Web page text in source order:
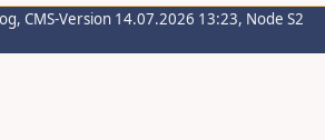
, CMS-Version 14.07.2026 13:23, Node S2